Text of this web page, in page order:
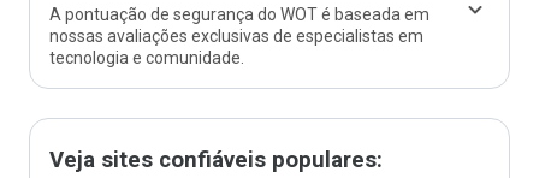
A pontuação de segurança do WOT é baseada em
nossas avaliações exclusivas de especialistas em
tecnologia e comunidade.
Veja sites confiáveis populares: